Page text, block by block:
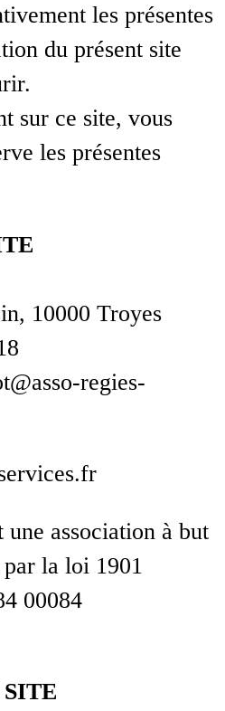
les présentes
du présent site
sur ce site, vous
les présentes
10000 Troyes
regies-
une association à but
la loi 1901
00084